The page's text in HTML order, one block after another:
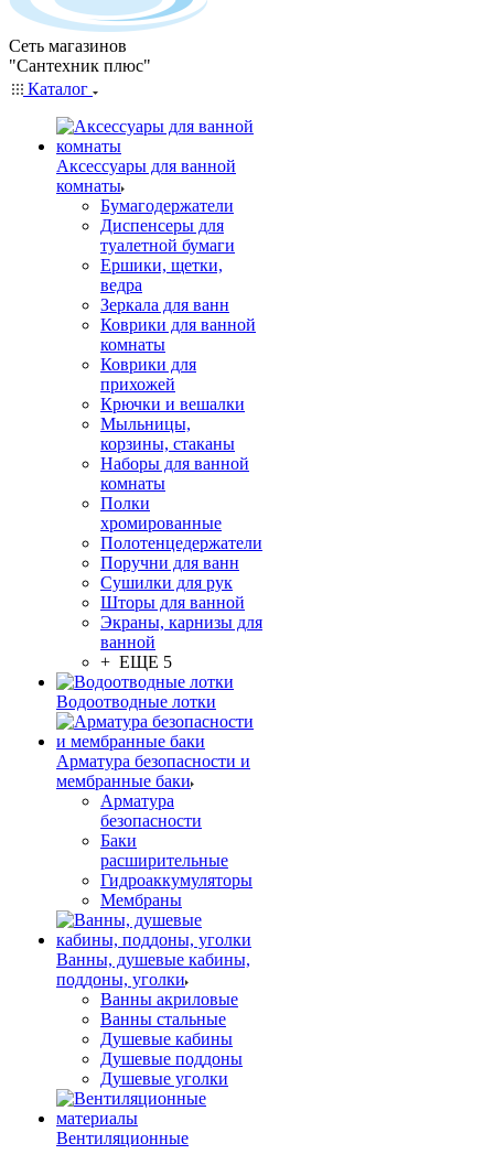
Сеть магазинов
"Сантехник плюс"
Каталог
Аксессуары для ванной
комнаты
Бумагодержатели
Диспенсеры для
туалетной бумаги
Ершики, щетки,
ведра
Зеркала для ванн
Коврики для ванной
комнаты
Коврики для
прихожей
Крючки и вешалки
Мыльницы,
корзины, стаканы
Наборы для ванной
комнаты
Полки
хромированные
Полотенцедержатели
Поручни для ванн
Сушилки для рук
Шторы для ванной
Экраны, карнизы для
ванной
+ ЕЩЕ 5
Водоотводные лотки
Арматура безопасности и
мембранные баки
Арматура
безопасности
Баки
расширительные
Гидроаккумуляторы
Мембраны
Ванны, душевые кабины,
поддоны, уголки
Ванны акриловые
Ванны стальные
Душевые кабины
Душевые поддоны
Душевые уголки
Вентиляционные